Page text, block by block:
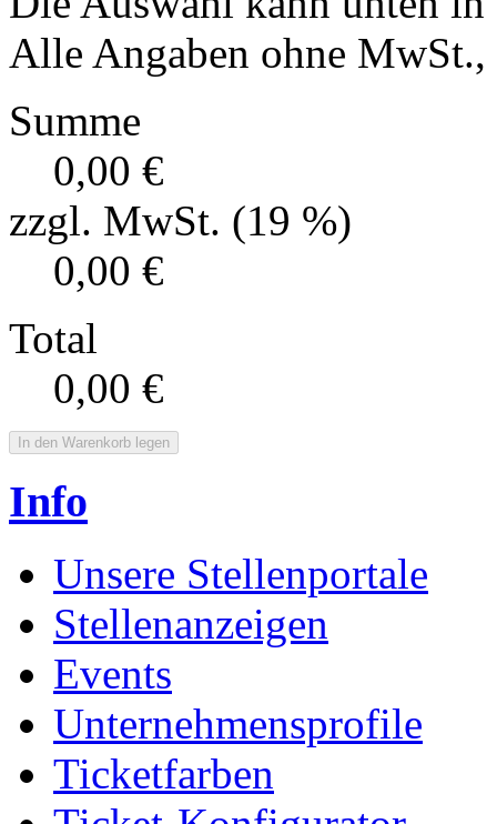
Alle Angaben ohne MwSt.,
Summe
0,00 €
zzgl. MwSt. (19 %)
0,00 €
Total
0,00 €
In den Warenkorb legen
Info
Unsere Stellenportale
Stellenanzeigen
Events
Unternehmensprofile
Ticketfarben